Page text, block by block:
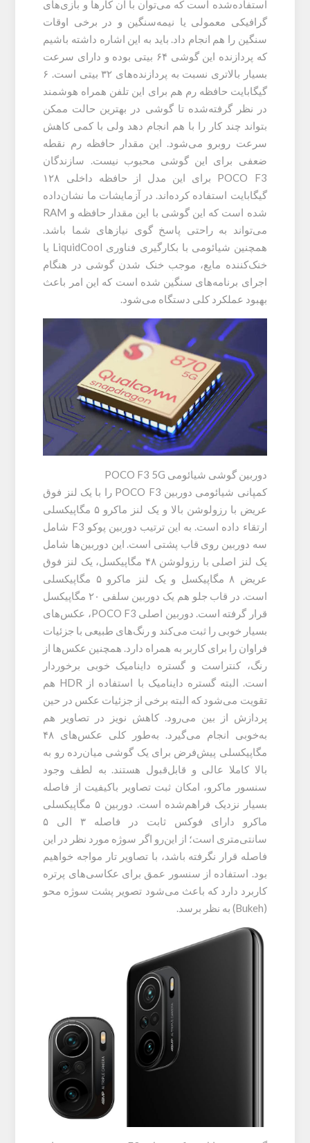
استفاده‌شده است که می‌توان با آن کارها و بازی‌های
گرافیکی معمولی یا نیمه‌سنگین و در برخی اوقات
سنگین را هم انجام داد. باید به این اشاره داشته باشیم
که پردازنده این گوشی ۶۴ بیتی بوده و دارای سرعت
بسیار بالاتری نسبت به پردازنده‌های ۳۲ بیتی است. ۶
گیگابایت حافظه رم هم برای این تلفن همراه هوشمند
در نظر گرفته‌شده تا گوشی در بهترین حالت ممکن
بتواند چند کار را با هم انجام دهد ولی با کمی کاهش
سرعت روبرو می‌شود. این مقدار حافظه رم نقطه
ضعفی برای این گوشی محبوب نیست. سازندگان
POCO F3 برای این مدل از حافظه داخلی ۱۲۸
گیگابایت استفاده کرده‌اند. در آزمایشات ما نشان‌داده
شده است که این گوشی با این مقدار حافظه و RAM
می‌تواند به راحتی پاسخ گوی نیازهای شما باشد.
همچنین شیائومی با بکارگیری فناوری LiquidCool یا
خنک‌کننده مایع، موجب خنک شدن گوشی در هنگام
اجرای برنامه‌های سنگین شده است که این امر باعث
بهبود عملکرد کلی دستگاه می‌شود.
دوربین گوشی شیائومی POCO F3 5G
کمپانی شیائومی دوربین POCO F3 را با یک لنز فوق
عریض با رزولوشن بالا و یک لنز ماکرو ۵ مگاپیکسلی
ارتقاء داده است. به این ترتیب دوربین پوکو F3 شامل
سه دوربین روی قاب پشتی است. این دوربین‌ها شامل
یک لنز اصلی با رزولوشن ۴۸ مگاپیکسل، یک لنز فوق
عریض ۸ مگاپیکسل و یک لنز ماکرو ۵ مگاپیکسلی
است. در قاب جلو هم یک دوربین سلفی ۲۰ مگاپیکسل
قرار گرفته است. دوربین اصلی POCO F3، عکس‌های
بسیار خوبی را ثبت می‌کند و رنگ‌های طبیعی با جزئیات
فراوان را برای کاربر به همراه دارد. همچنین عکس‌ها از
رنگ، کنتراست و گستره داینامیک خوبی برخوردار
است. البته گستره داینامیک با استفاده از HDR هم
تقویت می‌شود که البته برخی از جزئیات عکس در حین
پردازش از بین می‌رود. کاهش نویز در تصاویر هم
به‌خوبی انجام می‌گیرد. به‌طور کلی عکس‌های ۴۸
مگاپیکسلی پیش‌فرض برای یک گوشی میان‌رده رو به
بالا کاملا عالی و قابل‌قبول هستند. به لطف وجود
سنسور ماکرو، امکان ثبت تصاویر باکیفیت از فاصله
بسیار نزدیک فراهم‌شده است. دوربین ۵ مگاپیکسلی
ماکرو دارای فوکس ثابت در فاصله ۳ الی ۵
سانتی‌متری است؛ از این‌رو اگر سوژه مورد نظر در این
فاصله قرار نگرفته باشد، با تصاویر تار مواجه خواهیم
بود. استفاده از سنسور عمق برای عکاسی‎‌های پرتره
کاربرد دارد که باعث می‌‎شود تصویر پشت سوژه محو
(Bukeh) به نظر برسد.